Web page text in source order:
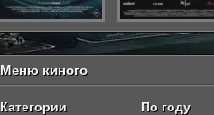
Меню киного
Категории По году